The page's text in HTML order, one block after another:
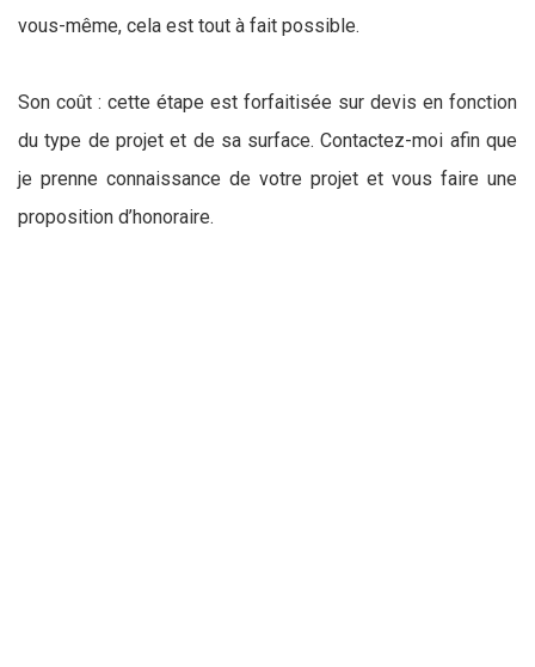
vous-même, cela est tout à fait possible.
Son coût : cette étape est forfaitisée sur devis en fonction
du type de projet et de sa surface. Contactez-moi afin que
je prenne connaissance de votre projet et vous faire une
proposition d’honoraire.